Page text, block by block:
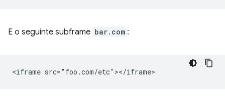
E o seguinte subframe bar.com :